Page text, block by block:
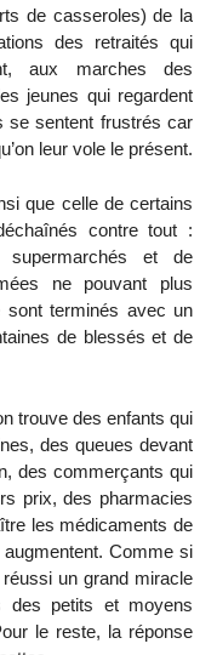
de casseroles) de la
des retraités qui
aux marches des
jeunes qui regardent
se sentent frustrés car
leur vole le présent.
que celle de certains
contre tout :
supermarchés et de
ne pouvant plus
sont terminés avec un
de blessés et de
trouve des enfants qui
des queues devant
des commerçants qui
prix, des pharmacies
les médicaments de
Comme si
un grand miracle
des petits et moyens
le reste, la réponse